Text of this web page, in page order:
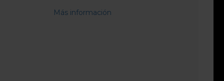
Más información